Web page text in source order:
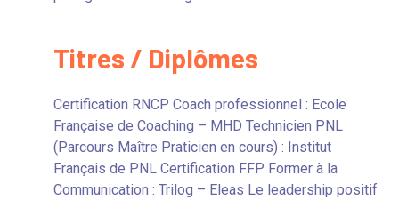
Titres / Diplômes
Certification RNCP Coach professionnel : Ecole
Française de Coaching – MHD Technicien PNL
(Parcours Maître Praticien en cours) : Institut
Français de PNL Certification FFP Former à la
Communication : Trilog – Eleas Le leadership positif